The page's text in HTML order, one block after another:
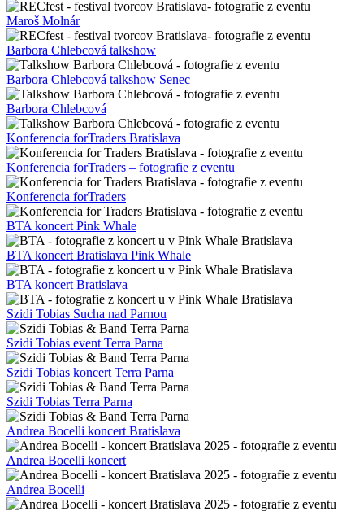
Maroš Molnár
Barbora Chlebcová talkshow
Barbora Chlebcová talkshow Senec
Barbora Chlebcová
Konferencia forTraders Bratislava
Konferencia forTraders – fotografie z eventu
Konferencia forTraders
BTA koncert Pink Whale
BTA koncert Bratislava Pink Whale
BTA koncert Bratislava
Szidi Tobias Sucha nad Parnou
Szidi Tobias event Terra Parna
Szidi Tobias koncert Terra Parna
Szidi Tobias Terra Parna
Andrea Bocelli koncert Bratislava
Andrea Bocelli koncert
Andrea Bocelli